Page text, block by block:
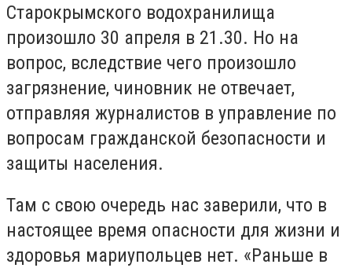
Старокрымского водохранилища
произошло 30 апреля в 21.30. Но на
вопрос, вследствие чего произошло
загрязнение, чиновник не отвечает,
отправляя журналистов в управление по
вопросам гражданской безопасности и
защиты населения.
Там с свою очередь нас заверили, что в
настоящее время опасности для жизни и
здоровья мариупольцев нет. «Раньше в